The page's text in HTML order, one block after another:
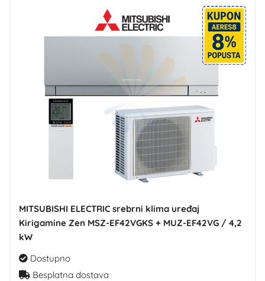
MITSUBISHI ELECTRIC srebrni klima uređaj
Kirigamine Zen MSZ-EF42VGKS + MUZ-EF42VG / 4,2
kW
Dostupno
Besplatna dostava